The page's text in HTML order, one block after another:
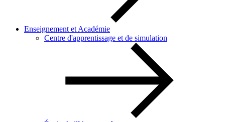
Enseignement et Académie
Centre d'apprentissage et de simulation